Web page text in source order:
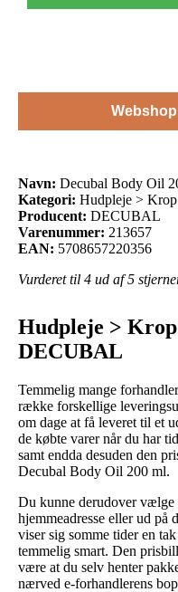
Webshop
Navn: Decubal Body Oil
Kategori: Hudpleje >
Producent: DECUBAL
Varenummer: 213657
EAN: 5708657220356
Vurderet til 4 ud af 5
Hudpleje >
DECUBAL
Temmelig mange
række forskellige
om dage at få leveret til et
de købte varer når du har
samt endda desuden den
Decubal Body Oil 200 ml.
Du kunne derudover vælge
hjemmeadresse eller ud på
viser sig somme tider en
temmelig smart. Den
være at du selv henter
nærved e-forhandlerens